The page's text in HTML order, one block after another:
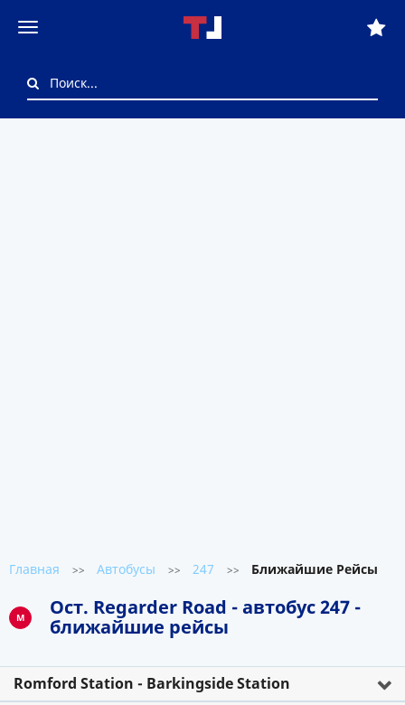
Главная >> Автобусы >> 247 >> Ближайшие Рейсы
M
Ост. Regarder Road - автобус 247 -
ближайшие рейсы
Romford Station - Barkingside Station